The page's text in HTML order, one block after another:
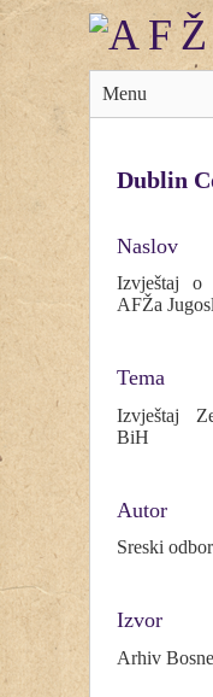
Menu
Dublin
Naslov
Izvještaj o
AFŽa
Tema
Izvještaj
BiH
Autor
Sreski
Izvor
Arhiv